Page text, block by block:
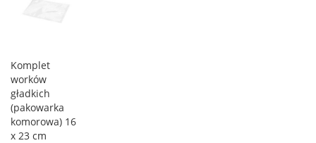
Komplet
worków
gładkich
(pakowarka
komorowa) 16
x 23 cm